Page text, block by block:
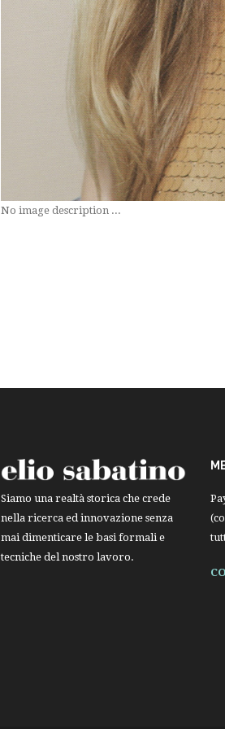
No image description ...
Siamo una realtà storica che crede
nella ricerca ed innovazione senza
mai dimenticare le basi formali e
tecniche del nostro lavoro.